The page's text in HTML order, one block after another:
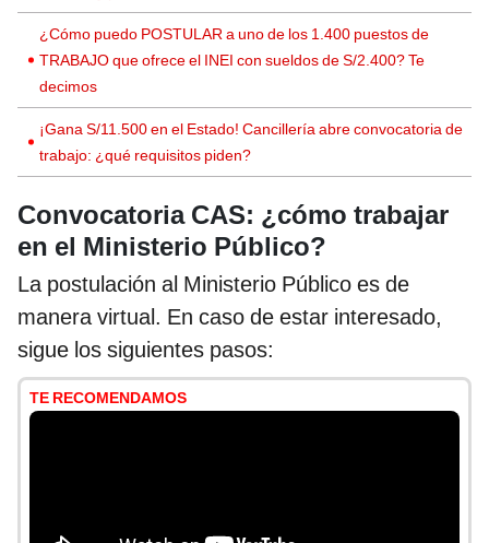
¿Cómo puedo POSTULAR a uno de los 1.400 puestos de
TRABAJO que ofrece el INEI con sueldos de S/2.400? Te
decimos
¡Gana S/11.500 en el Estado! Cancillería abre convocatoria de
trabajo: ¿qué requisitos piden?
Convocatoria CAS: ¿cómo trabajar
en el Ministerio Público?
La postulación al Ministerio Público es de
manera virtual. En caso de estar interesado,
sigue los siguientes pasos:
TE RECOMENDAMOS